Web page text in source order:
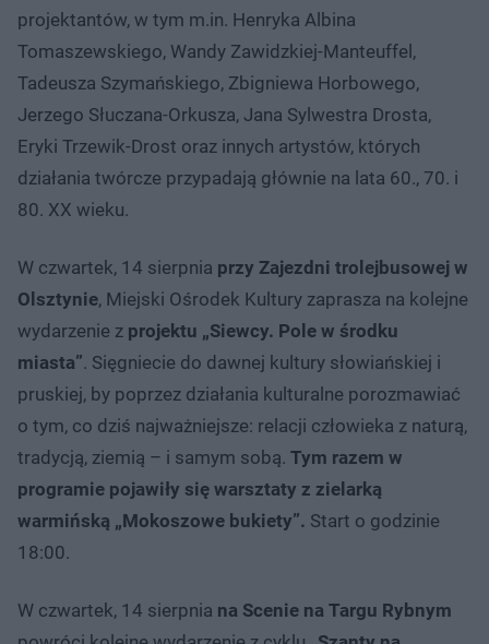
projektantów, w tym m.in. Henryka Albina
Tomaszewskiego, Wandy Zawidzkiej-Manteuffel,
Tadeusza Szymańskiego, Zbigniewa Horbowego,
Jerzego Słuczana-Orkusza, Jana Sylwestra Drosta,
Eryki Trzewik-Drost oraz innych artystów, których
działania twórcze przypadają głównie na lata 60., 70. i
80. XX wieku.
W czwartek, 14 sierpnia przy Zajezdni trolejbusowej w
Olsztynie, Miejski Ośrodek Kultury zaprasza na kolejne
wydarzenie z projektu „Siewcy. Pole w środku
miasta”. Sięgniecie do dawnej kultury słowiańskiej i
pruskiej, by poprzez działania kulturalne porozmawiać
o tym, co dziś najważniejsze: relacji człowieka z naturą,
tradycją, ziemią – i samym sobą. Tym razem w
programie pojawiły się warsztaty z zielarką
warmińską „Mokoszowe bukiety”. Start o godzinie
18:00.
W czwartek, 14 sierpnia na Scenie na Targu Rybnym